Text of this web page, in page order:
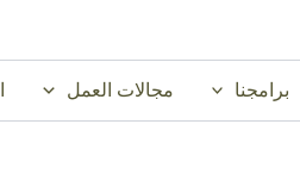
برامجنا مجالات العمل